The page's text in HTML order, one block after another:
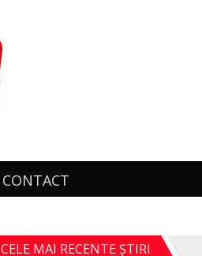
CONTACT
CELE MAI RECENTE ȘTIRI